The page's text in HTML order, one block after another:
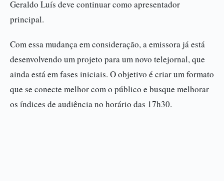
Geraldo Luís deve continuar como apresentador
principal.
Com essa mudança em consideração, a emissora já está
desenvolvendo um projeto para um novo telejornal, que
ainda está em fases iniciais. O objetivo é criar um formato
que se conecte melhor com o público e busque melhorar
os índices de audiência no horário das 17h30.